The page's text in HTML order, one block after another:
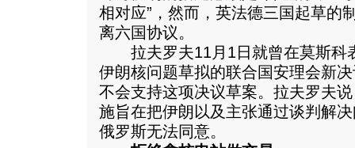
相对应”，然而，英法德三国起草的
离六国协议。
拉夫罗夫11月1日就曾在莫斯科
伊朗核问题草拟的联合国安理会新
不会支持这项决议草案。拉夫罗夫
施旨在把伊朗以及主张通过谈判解
俄罗斯无法同意。